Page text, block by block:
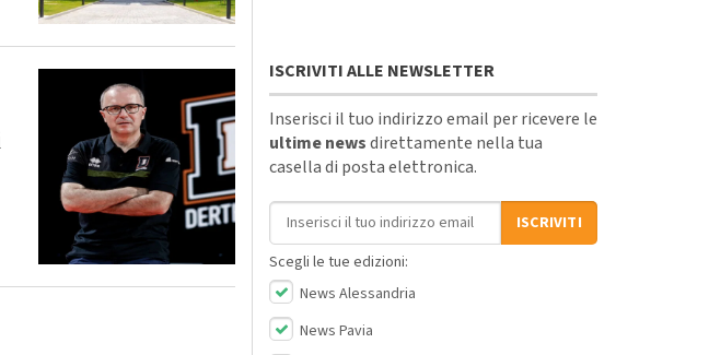
ISCRIVITI ALLE NEWSLETTER
Inserisci il tuo indirizzo email per ricevere le
ultime newsdirettamente nella tua
casella di posta elettronica.
Indirizzo email
ISCRIVITI
Scegli le tue edizioni:
News Alessandria
News Pavia